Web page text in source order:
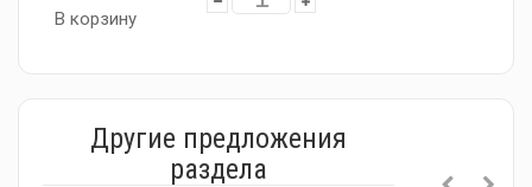
В корзину
Другие предложения
раздела